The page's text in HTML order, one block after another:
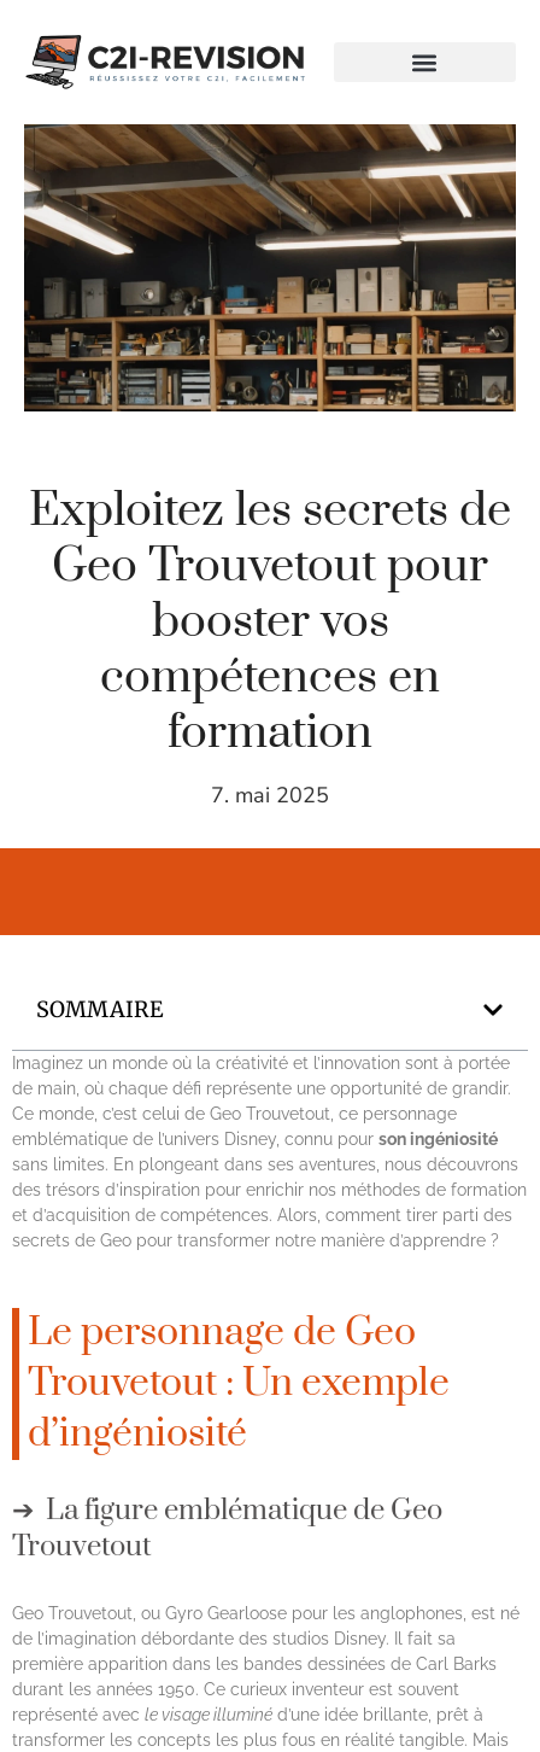
Exploitez les secrets de
Geo Trouvetout pour
booster vos
compétences en
formation
7. mai 2025
SOMMAIRE
Imaginez un monde où la créativité et l’innovation sont à portée
de main, où chaque défi représente une opportunité de grandir.
Ce monde, c’est celui de Geo Trouvetout, ce personnage
emblématique de l’univers Disney, connu pour son ingéniosité
sans limites. En plongeant dans ses aventures, nous découvrons
des trésors d’inspiration pour enrichir nos méthodes de formation
et d’acquisition de compétences. Alors, comment tirer parti des
secrets de Geo pour transformer notre manière d’apprendre ?
Le personnage de Geo
Trouvetout : Un exemple
d’ingéniosité
La figure emblématique de Geo
Trouvetout
Geo Trouvetout, ou Gyro Gearloose pour les anglophones, est né
de l’imagination débordante des studios Disney. Il fait sa
première apparition dans les bandes dessinées de Carl Barks
durant les années 1950. Ce curieux inventeur est souvent
représenté avec le visage illuminé d’une idée brillante, prêt à
transformer les concepts les plus fous en réalité tangible. Mais